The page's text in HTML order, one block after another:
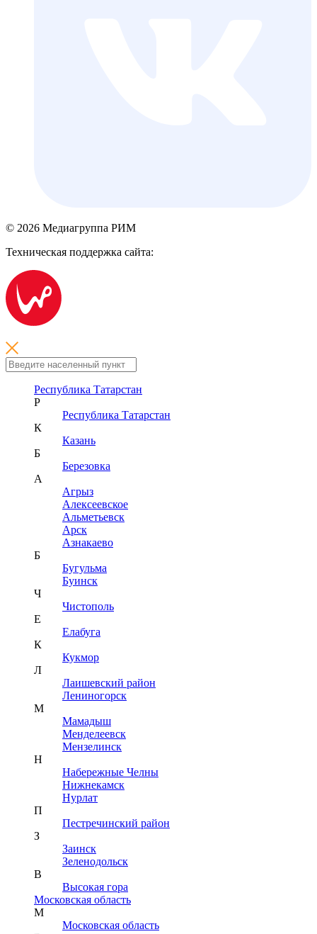
© 2026 Медиагруппа РИМ
Техническая поддержка сайта:
Республика Татарстан
Р
Республика Татарстан
К
Казань
Б
Березовка
А
Агрыз
Алексеевское
Альметьевск
Арск
Азнакаево
Б
Бугульма
Буинск
Ч
Чистополь
Е
Елабуга
К
Кукмор
Л
Лаишевский район
Лениногорск
М
Мамадыш
Менделеевск
Мензелинск
Н
Набережные Челны
Нижнекамск
Нурлат
П
Пестречинский район
З
Заинск
Зеленодольск
В
Высокая гора
Московская область
М
Московская область